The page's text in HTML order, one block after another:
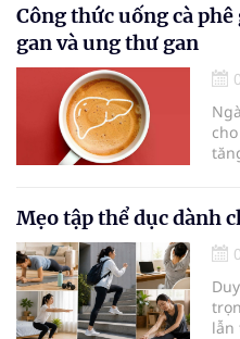
Công thức uống cà
gan và ung thư gan
Mẹo tập thể dục dành
lẫn